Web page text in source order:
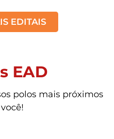
EDITAIS
EAD
polos mais próximos